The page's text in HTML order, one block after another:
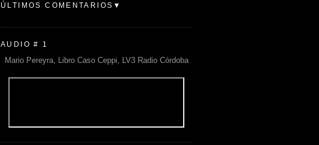
ÚLTIMOS COMENTARIOS▼
AUDIO # 1
Mario Pereyra, Libro Caso Ceppi, LV3 Radio Córdoba